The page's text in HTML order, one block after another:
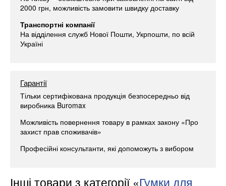
2000 грн, можливість замовити швидку доставку
Транспортні компанії
На відділення служб Нової Пошти, Укрпошти, по всій
Україні
Гарантії
Тільки сертифікована продукція безпосередньо від
виробника Buromax
Можливість повернення товару в рамках закону «Про
захист прав споживачів»
Професійні консультанти, які допоможуть з вибором
Інші товари з категорії «Гумки для